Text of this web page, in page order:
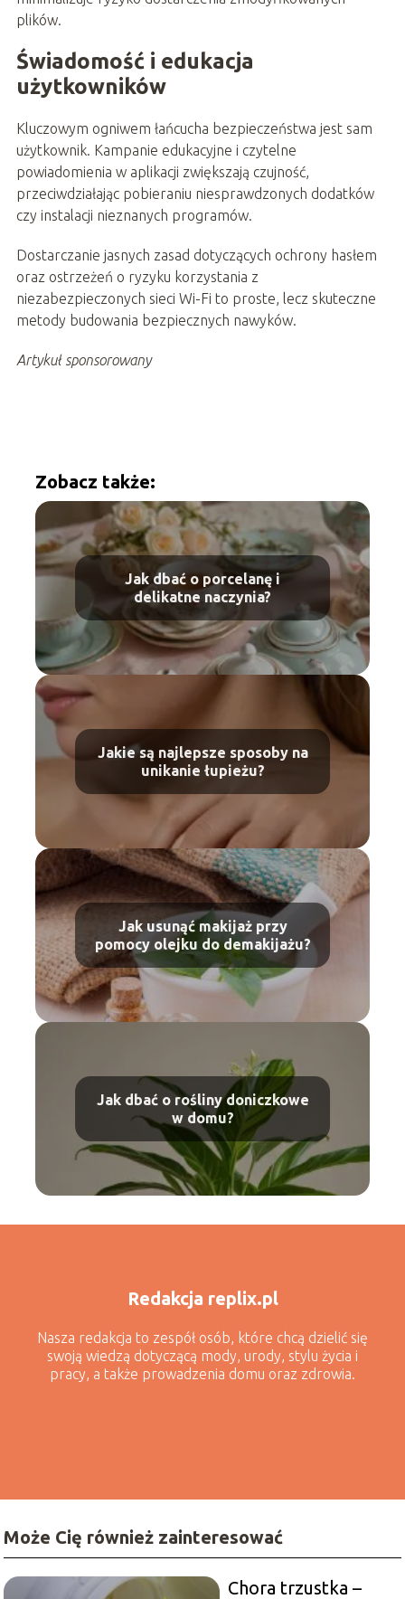
plików.
Świadomość i edukacja
użytkowników
Kluczowym ogniwem łańcucha bezpieczeństwa jest sam
użytkownik. Kampanie edukacyjne i czytelne
powiadomienia w aplikacji zwiększają czujność,
przeciwdziałając pobieraniu niesprawdzonych dodatków
czy instalacji nieznanych programów.
Dostarczanie jasnych zasad dotyczących ochrony hasłem
oraz ostrzeżeń o ryzyku korzystania z
niezabezpieczonych sieci Wi-Fi to proste, lecz skuteczne
metody budowania bezpiecznych nawyków.
Artykuł sponsorowany
Zobacz także:
Jak dbać o porcelanę i
delikatne naczynia?
Jakie są najlepsze sposoby na
unikanie łupieżu?
Jak usunąć makijaż przy
pomocy olejku do demakijażu?
Jak dbać o rośliny doniczkowe
w domu?
Redakcja replix.pl
Nasza redakcja to zespół osób, które chcą dzielić się
swoją wiedzą dotyczącą mody, urody, stylu życia i
pracy, a także prowadzenia domu oraz zdrowia.
Może Cię również zainteresować
Chora trzustka –